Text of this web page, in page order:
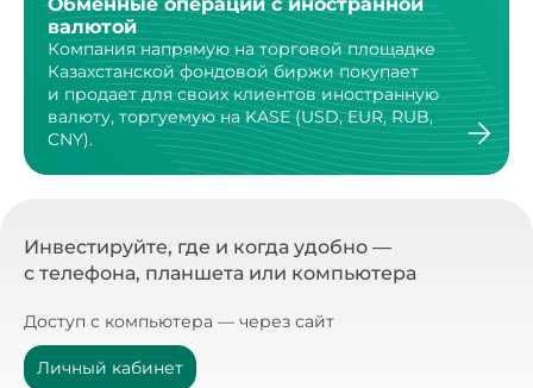
валютой
Компания напрямую на торговой площадке
Казахстанскойфондовой биржи покупает
и продает для своих клиентовиностранную
валюту, торгуемую на KASE (USD, EUR, RUB,
CNY).
Инвестируйте, где и когда удобно —
с телефона, планшета или компьютера
Доступ с компьютера — через сайт
Личный кабинет